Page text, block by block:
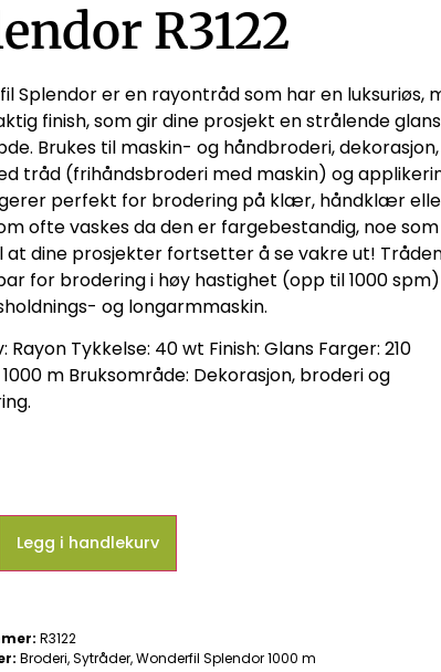
R3122
Splendor er en rayontråd som har en luksuriøs,
finish, som gir dine prosjekt en strålende glans
Brukes til maskin- og håndbroderi, dekorasjon,
tråd (frihåndsbroderi med maskin) og
perfekt for brodering på klær, håndklær
ofte vaskes da den er fargebestandig, noe som
at dine prosjekter fortsetter å se vakre ut!
for brodering i høy hastighet (opp til 1000 spm)
og longarmmaskin.
Rayon Tykkelse: 40 wt Finish: Glans Farger: 210
1000 m Bruksområde: Dekorasjon, broderi og
Legg i handlekurv
R3122
Broderi,Sytråder,Wonderfil Splendor 1000 m